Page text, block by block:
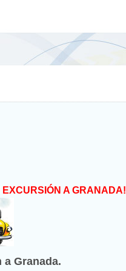
EXCURSIÓN A GRANADA!
Granada.